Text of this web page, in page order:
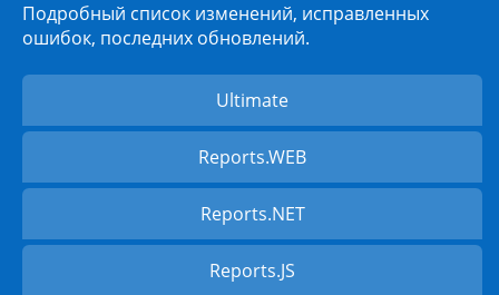
Подробный список изменений, исправленных
ошибок, последних обновлений.
Ultimate
Reports.WEB
Reports.NET
Reports.JS